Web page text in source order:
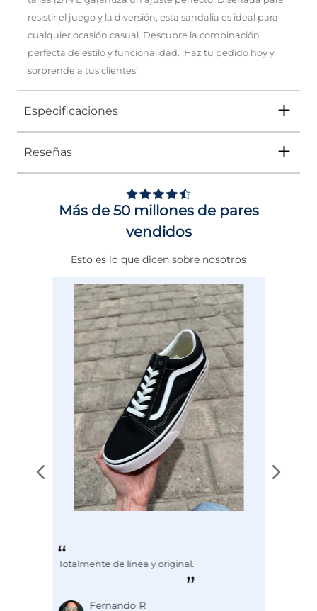
resistir el juego y la diversión, esta sandalia es ideal para
cualquier ocasión casual. Descubre la combinación
perfecta de estilo y funcionalidad. ¡Haz tu pedido hoy y
sorprende a tus clientes!
Especificaciones
Tipo
Género Niño
DE 0 A 4 cms
NORMAL
CAFE
Reseñas
Más de 50 millones de pares
vendidos
Esto es lo que dicen sobre nosotros
Totalmente de línea y original.
Fernando R